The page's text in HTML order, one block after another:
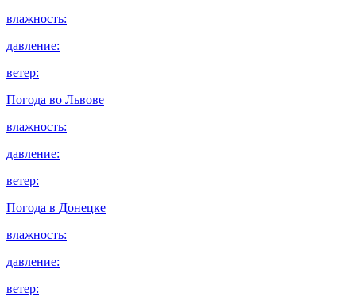
влажность:
давление:
ветер:
Погода во Львове
влажность:
давление:
ветер:
Погода в Донецке
влажность:
давление:
ветер: